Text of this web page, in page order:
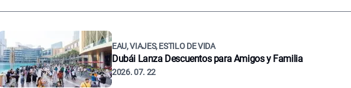
EAU, VIAJES, ESTILO DE VIDA
Dubái Lanza Descuentos para Amigos y Familia
2026. 07. 22